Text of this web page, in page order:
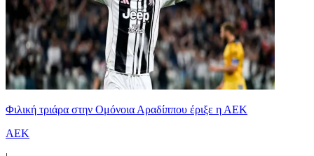
Φιλική τριάρα στην Ομόνοια Αραδίππου έριξε η ΑΕΚ
ΑΕΚ